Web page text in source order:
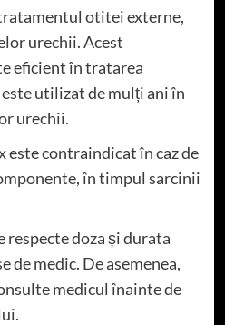
otitei externe,
urechii. Acest
eficient în tratarea
utilizat de mulți ani în
urechii.
contraindicat în caz de
în timpul sarcinii
respecte doza și durata
medic. De asemenea,
medicul înainte de